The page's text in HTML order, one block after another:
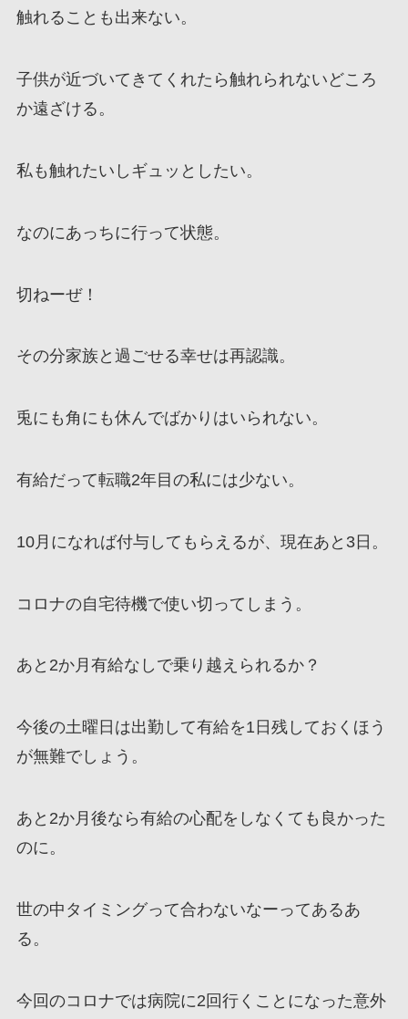
触れることも出来ない。
子供が近づいてきてくれたら触れられないどころ
か遠ざける。
私も触れたいしギュッとしたい。
なのにあっちに行って状態。
切ねーぜ！
その分家族と過ごせる幸せは再認識。
兎にも角にも休んでばかりはいられない。
有給だって転職2年目の私には少ない。
10月になれば付与してもらえるが、現在あと3日。
コロナの自宅待機で使い切ってしまう。
あと2か月有給なしで乗り越えられるか？
今後の土曜日は出勤して有給を1日残しておくほう
が無難でしょう。
あと2か月後なら有給の心配をしなくても良かった
のに。
世の中タイミングって合わないなーってあるあ
る。
今回のコロナでは病院に2回行くことになった意外